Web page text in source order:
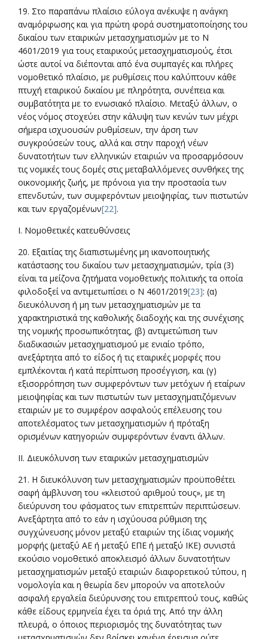
19. Στο παραπάνω πλαίσιο εύλογα ανέκυψε η ανάγκη
αναμόρφωσης και για πρώτη φορά συστηματοποίησης του
δικαίου των εταιρικών μετασχηματισμών με το Ν
4601/2019 για τους εταιρικούς μετασχηματισμούς, έτσι
ώστε αυτοί να διέπονται από ένα συμπαγές και πλήρες
νομοθετικό πλαίσιο, με ρυθμίσεις που καλύπτουν κάθε
πτυχή εταιρικού δικαίου με πληρότητα, συνέπεια και
συμβατότητα με το ενωσιακό πλαίσιο. Μεταξύ άλλων, ο
νέος νόμος στοχεύει στην κάλυψη των κενών των μέχρι
σήμερα ισχυουσών ρυθμίσεων, την άρση των
συγκρούσεών τους, αλλά και στην παροχή νέων
δυνατοτήτων των ελληνικών εταιριών να προσαρμόσουν
τις νομικές τους δομές στις μεταβαλλόμενες συνθήκες της
οικονομικής ζωής, με πρόνοια για την προστασία των
επενδυτών, των συμφερόντων μειοψηφίας, των πιστωτών
και των εργαζομένων[22].
Ι. Νομοθετικές κατευθύνσεις
20. Εξαιτίας της διαπιστωμένης μη ικανοποιητικής
κατάστασης του δικαίου των μετασχηματισμών, τρία (3)
είναι τα μείζονα ζητήματα νομοθετικής πολιτικής τα οποία
φιλοδοξεί να αντιμετωπίσει ο Ν 4601/2019[23]: (α)
διευκόλυνση ή μη των μετασχηματισμών με τα
χαρακτηριστικά της καθολικής διαδοχής και της συνέχισης
της νομικής προσωπικότητας, (β) αντιμετώπιση των
διαδικασιών μετασχηματισμού με ενιαίο τρόπο,
ανεξάρτητα από το είδος ή τις εταιρικές μορφές που
εμπλέκονται ή κατά περίπτωση προσέγγιση, και (γ)
εξισορρόπηση των συμφερόντων των μετόχων ή εταίρων
μειοψηφίας και των πιστωτών των μετασχηματιζόμενων
εταιριών με το συμφέρον ασφαλούς επέλευσης του
αποτελέσματος των μετασχηματισμών ή πρόταξη
ορισμένων κατηγοριών συμφερόντων έναντι άλλων.
ΙΙ. Διευκόλυνση των εταιρικών μετασχηματισμών
21. Η διευκόλυνση των μετασχηματισμών προϋποθέτει
σαφή άμβλυνση του «κλειστού αριθμού τους», με τη
διεύρυνση του φάσματος των επιτρεπτών περιπτώσεων.
Ανεξάρτητα από το εάν η ισχύουσα ρύθμιση της
συγχώνευσης μόνον μεταξύ εταιριών της ίδιας νομικής
μορφής (μεταξύ ΑΕ ή μεταξύ ΕΠΕ ή μεταξύ ΙΚΕ) συνιστά
εκούσιο νομοθετικό αποκλεισμό άλλων δυνατοτήτων
μετασχηματισμών μεταξύ εταιριών διαφορετικού τύπου, η
νομολογία και η θεωρία δεν μπορούν να αποτελούν
ασφαλή εργαλεία διεύρυνσης του επιτρεπτού τους, καθώς
κάθε είδους ερμηνεία έχει τα όριά της. Από την άλλη
πλευρά, ο όποιος περιορισμός της δυνατότητας των